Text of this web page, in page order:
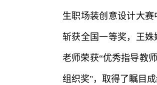
生职场装创意设计大
斩获全国一等奖，王
老师荣获“优秀指导教
组织奖"，取得了瞩目成